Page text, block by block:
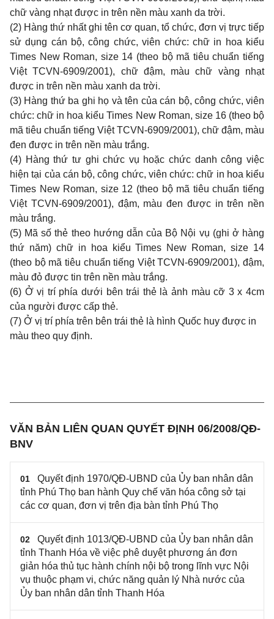
chữ vàng nhạt được in trên nền màu xanh da trời.
(2) Hàng thứ nhất ghi tên cơ quan, tổ chức, đơn vị trực tiếp
sử dụng cán bộ, công chức, viên chức: chữ in hoa kiểu
Times New Roman, size 14 (theo bộ mã tiêu chuẩn tiếng
Việt TCVN-6909/2001), chữ đậm, màu chữ vàng nhạt
được in trên nền màu xanh da trời.
(3) Hàng thứ ba ghi họ và tên của cán bộ, công chức, viên
chức: chữ in hoa kiểu Times New Roman, size 16 (theo bộ
mã tiêu chuẩn tiếng Việt TCVN-6909/2001), chữ đậm, màu
đen được in trên nền màu trắng.
(4) Hàng thứ tư ghi chức vụ hoặc chức danh công việc
hiện tại của cán bộ, công chức, viên chức: chữ in hoa kiểu
Times New Roman, size 12 (theo bộ mã tiêu chuẩn tiếng
Việt TCVN-6909/2001), đậm, màu đen được in trên nền
màu trắng.
(5) Mã số thẻ theo hướng dẫn của Bộ Nội vụ (ghi ở hàng
thứ năm) chữ in hoa kiểu Times New Roman, size 14
(theo bộ mã tiêu chuẩn tiếng Việt TCVN-6909/2001), đậm,
màu đỏ được tin trên nền màu trắng.
(6) Ở vị trí phía dưới bên trái thẻ là ảnh màu cỡ 3 x 4cm
của người được cấp thẻ.
(7) Ở vị trí phía trên bên trái thẻ là hình Quốc huy được in
màu theo quy định.
VĂN BẢN LIÊN QUAN QUYẾT ĐỊNH 06/2008/QĐ-
BNV
01
Quyết định 1970/QĐ-UBND của Ủy ban nhân dân
tỉnh Phú Thọ ban hành Quy chế văn hóa công sở tại
các cơ quan, đơn vị trên địa bàn tỉnh Phú Thọ
02
Quyết định 1013/QĐ-UBND của Ủy ban nhân dân
tỉnh Thanh Hóa về việc phê duyệt phương án đơn
giản hóa thủ tục hành chính nội bộ trong lĩnh vực Nội
vụ thuộc phạm vi, chức năng quản lý Nhà nước của
Ủy ban nhân dân tỉnh Thanh Hóa